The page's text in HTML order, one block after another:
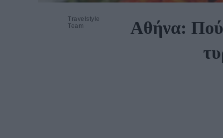
Travelstyle
Team
Αθήνα: Πού